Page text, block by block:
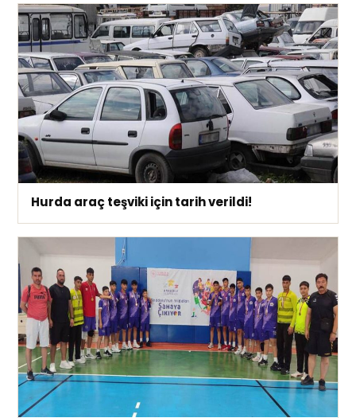
Hurda araç teşviki için tarih verildi!